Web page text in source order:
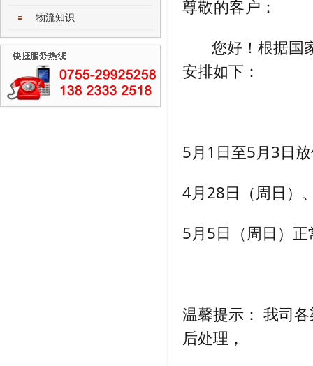
物流知识
尊敬的客户：
您好！根据国家
安排如下：
5月1日至5月3日
4月28日（周日）
5月5日（周日）
温馨提示： 我司
后处理，